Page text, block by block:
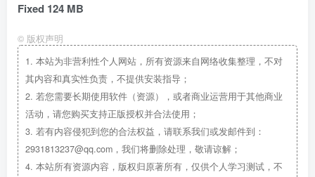
Fixed 124 MB
© 版权声明
1. 本站为非营利性个人网站，所有资源来自网络收集整理，不对
其内容和真实性负责，不提供安装指导；
2. 若您需要长期使用软件（资源），或者商业运营用于其他商业
活动，请您购买支持正版授权并合法使用；
3. 若有内容侵犯到您的合法权益，请联系我们或发邮件到：
2931813237@qq.com，我们将删除处理，敬请谅解；
4. 本站所有资源内容，版权归原著所有，仅供个人学习测试，不